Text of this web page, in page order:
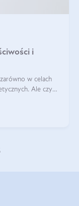
i
w celach
Ale czy